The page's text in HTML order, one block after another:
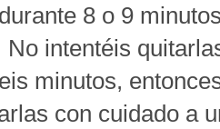
8 o 9
No intentéis
minutos,
con cuidado a